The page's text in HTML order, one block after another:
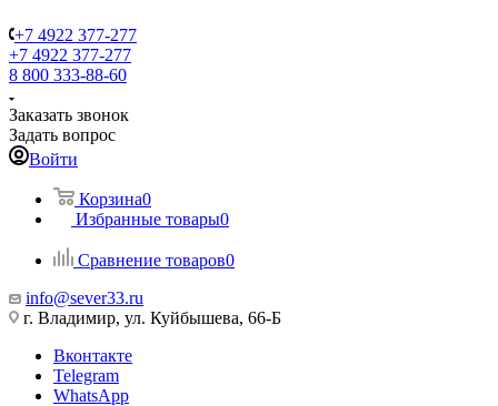
+7 4922 377-277
+7 4922 377-277
8 800 333-88-60
Заказать звонок
Задать вопрос
Войти
Корзина0
Избранные товары0
Сравнение товаров0
info@sever33.ru
г. Владимир, ул. Куйбышева, 66-Б
Вконтакте
Telegram
WhatsApp